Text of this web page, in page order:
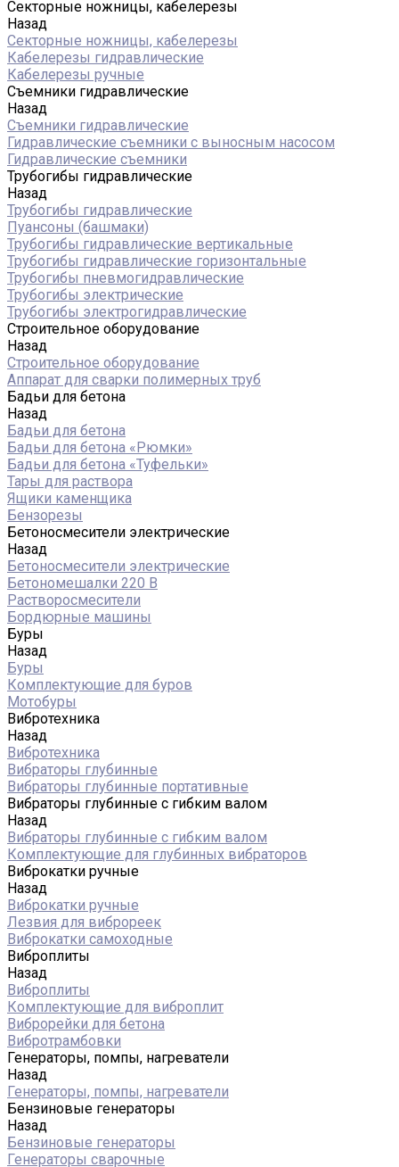
Секторные ножницы, кабелерезы
Назад
Секторные ножницы, кабелерезы
Кабелерезы гидравлические
Кабелерезы ручные
Съемники гидравлические
Назад
Съемники гидравлические
Гидравлические cъемники с выносным насосом
Гидравлические съемники
Трубогибы гидравлические
Назад
Трубогибы гидравлические
Пуансоны (башмаки)
Трубогибы гидравлические вертикальные
Трубогибы гидравлические горизонтальные
Трубогибы пневмогидравлические
Трубогибы электрические
Трубогибы электрогидравлические
Строительное оборудование
Назад
Строительное оборудование
Аппарат для сварки полимерных труб
Бадьи для бетона
Назад
Бадьи для бетона
Бадьи для бетона «Рюмки»
Бадьи для бетона «Туфельки»
Тары для раствора
Ящики каменщика
Бензорезы
Бетоносмесители электрические
Назад
Бетоносмесители электрические
Бетономешалки 220 В
Растворосмесители
Бордюрные машины
Буры
Назад
Буры
Комплектующие для буров
Мотобуры
Вибротехника
Назад
Вибротехника
Вибраторы глубинные
Вибраторы глубинные портативные
Вибраторы глубинные с гибким валом
Назад
Вибраторы глубинные с гибким валом
Комплектующие для глубинных вибраторов
Виброкатки ручные
Назад
Виброкатки ручные
Лезвия для виброреек
Виброкатки самоходные
Виброплиты
Назад
Виброплиты
Комплектующие для виброплит
Виброрейки для бетона
Вибротрамбовки
Генераторы, помпы, нагреватели
Назад
Генераторы, помпы, нагреватели
Бензиновые генераторы
Назад
Бензиновые генераторы
Генераторы сварочные